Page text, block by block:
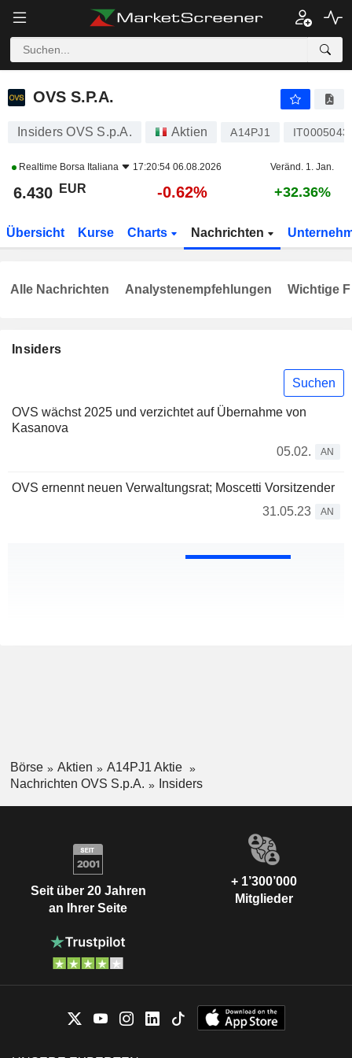
OVS S.P.A.
OVS S.P.A.
Insiders OVS S.p.A. Aktien A14PJ1
Realtime Borsa Italiana 17:20:54 06.08.2026 Veränd. 1. Jan.
6.430 EUR -0.62% +32.36%
Übersicht Kurse Charts Nachrichten
Insiders
Suchen
OVS wächst 2025 und verzichtet auf Übernahme von
Kasanova
05.02.
AN
OVS ernennt neuen Verwaltungsrat; Moscetti Vorsitzender
31.05.23
AN
Alle Nachrichten Analystenempfehlungen Wichtige
Börse Aktien
A14PJ1 Aktie
Nachrichten OVS S.p.A.
Insiders
Seit über 20 Jahren
an Ihrer Seite
+ 1’300’000
Mitglieder